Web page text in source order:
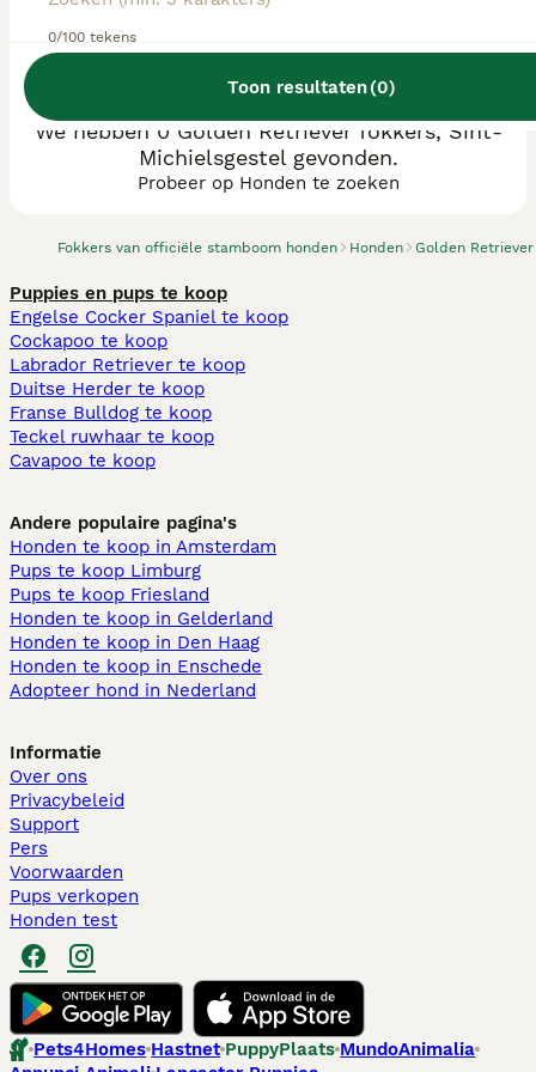
0/100 tekens
Toon resultaten(0)
Fokkers van officiële stamboom honden Honden Golden Retriever
We hebben 0 Golden Retriever fokkers, Sint-
Michielsgestel gevonden.
Probeer op Honden te zoeken
Puppies en pups te koop
Engelse Cocker Spaniel te koop
Cockapoo te koop
Labrador Retriever te koop
Duitse Herder te koop
Franse Bulldog te koop
Teckel ruwhaar te koop
Cavapoo te koop
Andere populaire pagina's
Honden te koop in Amsterdam
Pups te koop Limburg​
Pups te koop Friesland​
Honden te koop in Gelderland
Honden te koop in Den Haag
Honden te koop in Enschede
Adopteer hond in Nederland
Informatie
Over ons
Privacybeleid
Support
Pers
Voorwaarden
Pups verkopen
Honden test
Pets4Homes Hastnet PuppyPlaats MundoAnimalia